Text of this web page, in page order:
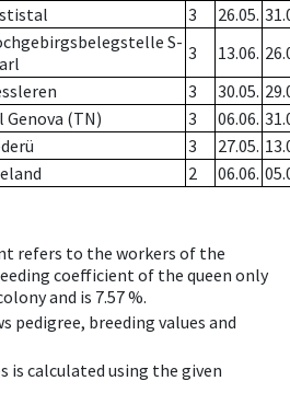
3 26.05.
S- 3 13.06.
3 30.05.
Genova (TN) 3 06.06.
3 27.05.
2 06.06.
refers to the workers of the
coefficient of the queen only
and is 7.57 %.
pedigree, breeding values and
is calculated using the given